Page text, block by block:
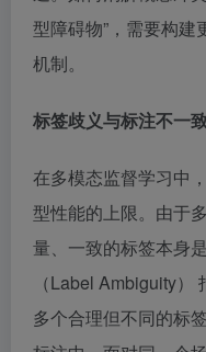
型障碍物”，需要构
机制。
标签歧义与标注不一
在多模态监督学习中
型性能的上限。由于
量、一致的标签本身
（Label Ambiguity
多个合理但不同的标